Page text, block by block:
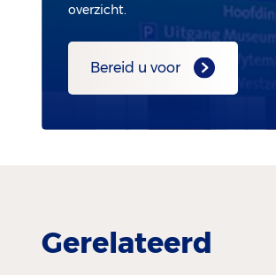
overzicht.
Bereid u voor
Gerelateerd